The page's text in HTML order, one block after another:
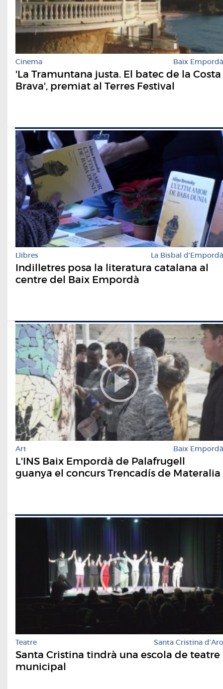
Cinema Baix Empordà
'La Tramuntana justa. El batec de la Costa
Brava', premiat al Terres Festival
Llibres La Bisbal d'Empordà
Indilletres posa la literatura catalana al
centre del Baix Empordà
Art Baix Empordà
L'INS Baix Empordà de Palafrugell
guanya el concurs Trencadís de Materalia
Teatre Santa Cristina d'Aro
Santa Cristina tindrà una escola de teatre
municipal